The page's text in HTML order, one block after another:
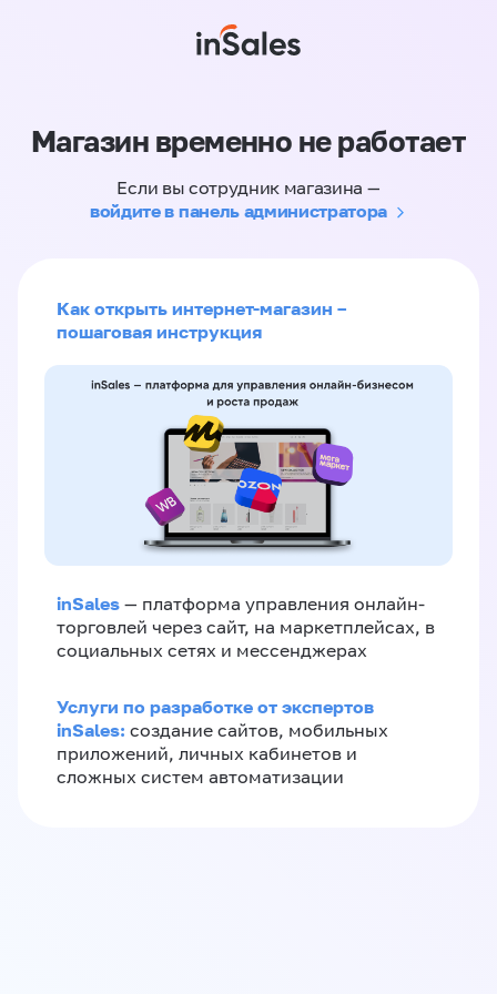
Магазин временно не работает
Если вы сотрудник магазина —
войдите в панель администратора
Как открыть интернет-магазин –
пошаговая инструкция
inSales — платформа управления онлайн-
торговлей через сайт, на маркетплейсах, в
социальных сетях и мессенджерах
Услуги по разработке от экспертов
inSales: создание сайтов, мобильных
приложений, личных кабинетов и
сложных систем автоматизации